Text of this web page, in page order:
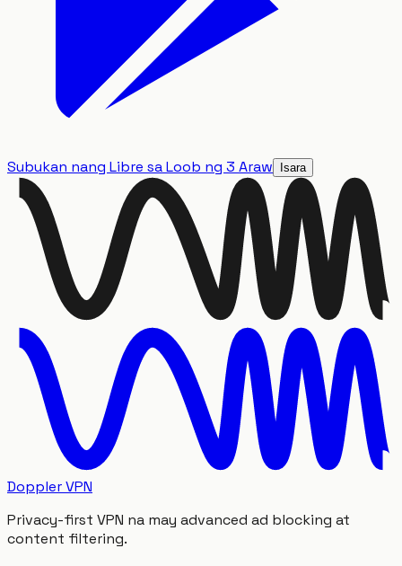
Subukan nang Libre sa Loob ng 3 Araw Isara
Doppler VPN
Privacy-first VPN na may advanced ad blocking at
content filtering.